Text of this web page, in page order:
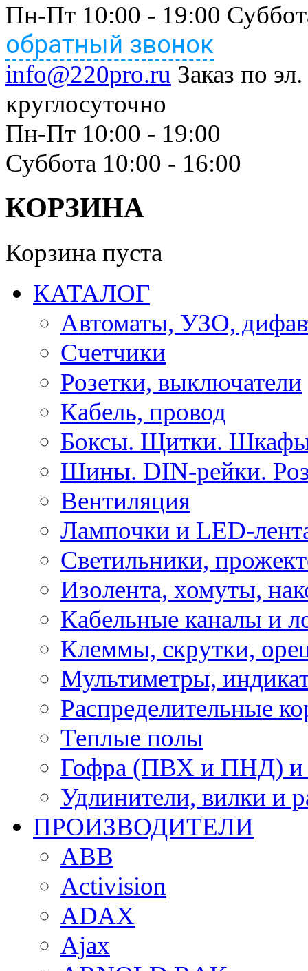
Пн-Пт 10:00 - 19:00
обратный звонок
info@220pro.ru Заказ по
круглосуточно
Пн-Пт 10:00 - 19:00
Суббота 10:00 - 16:00
КОРЗИНА
Корзина пуста
КАТАЛОГ
Автоматы, УЗО,
Счетчики
Розетки, выключатели
Кабель, провод
Боксы. Щитки.
Шины. DIN-рейки.
Вентиляция
Лампочки и LED-
Светильники,
Изолента, хомуты,
Кабельные каналы и
Клеммы, скрутки,
Мультиметры,
Распределительные
Теплые полы
Гофра (ПВХ и ПНД) и
Удлинители, вилки и
ПРОИЗВОДИТЕЛИ
ABB
Activision
ADAX
Ajax